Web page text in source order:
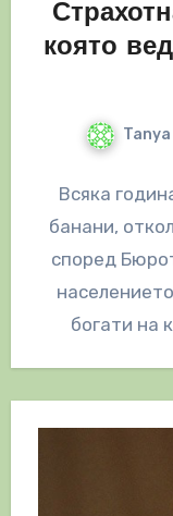
която
Всяка
банани,
според
богати на